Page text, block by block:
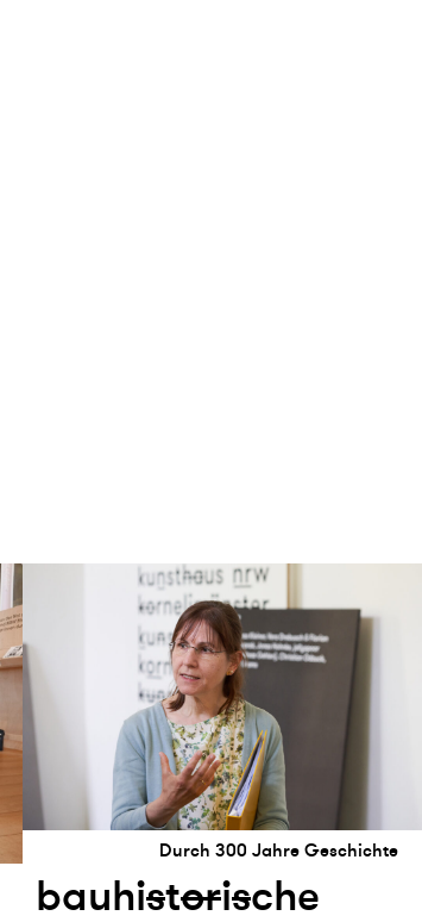
Durch 300 Jahre Geschichte
bauhistorische